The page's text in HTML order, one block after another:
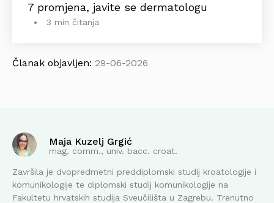
7 promjena, javite se dermatologu
3 min čitanja
Članak objavljen: 29-06-2026
Maja Kuzelj Grgić
mag. comm., univ. bacc. croat.
Završila je dvopredmetni preddiplomski studij kroatologije i
komunikologije te diplomski studij komunikologije na
Fakultetu hrvatskih studija Sveučilišta u Zagrebu. Trenutno